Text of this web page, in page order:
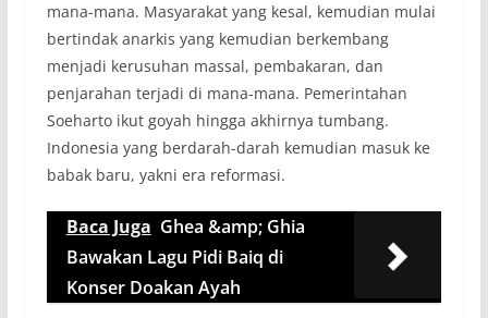
mana-mana. Masyarakat yang kesal, kemudian mulai
bertindak anarkis yang kemudian berkembang
menjadi kerusuhan massal, pembakaran, dan
penjarahan terjadi di mana-mana. Pemerintahan
Soeharto ikut goyah hingga akhirnya tumbang.
Indonesia yang berdarah-darah kemudian masuk ke
babak baru, yakni era reformasi.
Baca Juga Ghea &amp; Ghia
Bawakan Lagu Pidi Baiq di
Konser Doakan Ayah